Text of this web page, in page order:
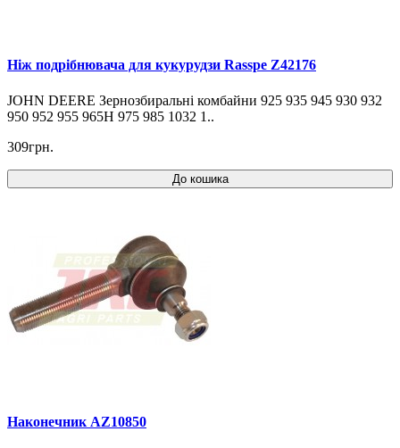
Ніж подрібнювача для кукурудзи Rasspe Z42176
JOHN DEERE Зернозбиральні комбайни 925 935 945 930 932
950 952 955 965H 975 985 1032 1..
309грн.
До кошика
Наконечник AZ10850